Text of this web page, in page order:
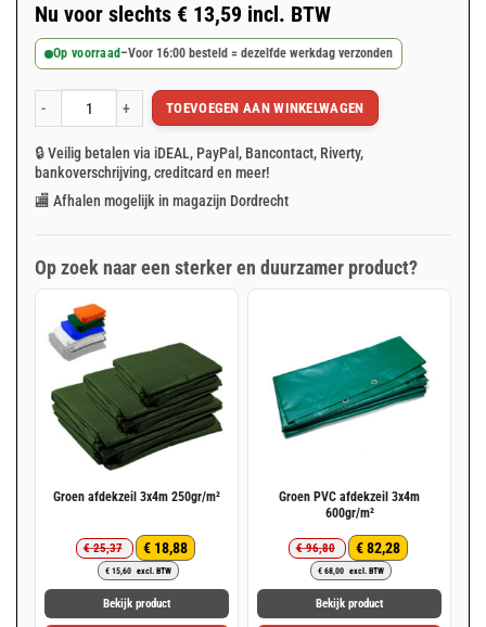
Nu voor slechts € 13,59 incl. BTW
Op voorraad –Voor 16:00 besteld = dezelfde werkdag verzonden
Groen afdekzeil 3x4m 150gr/m² aantalTOEVOEGEN AAN WINKELWAGEN
🔒 Veilig betalen via iDEAL, PayPal, Bancontact, Riverty,
bankoverschrijving, creditcard en meer!
🏬 Afhalen mogelijk in magazijn Dordrecht
Op zoek naar een sterker en duurzamer product?
Groen afdekzeil 3x4m 250gr/m²
€25,37
Oorspronkelijke
prijs
was:
€ 25,37.
€ 18,88
Huidige
prijs
is:
€ 18,88.
€15,60 excl. BTW
Bekijk product
Groen PVC afdekzeil 3x4m
600gr/m²
€96,80
Oorspronkelijke
prijs
was:
€ 96,80.
€82,28
Huidige
prijs
is:
€ 82,28.
€68,00 excl. BTW
Bekijk product